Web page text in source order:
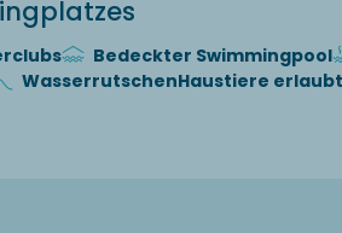
Bedeckter Swimmingpool
WasserrutschenHaustiere erlaubt